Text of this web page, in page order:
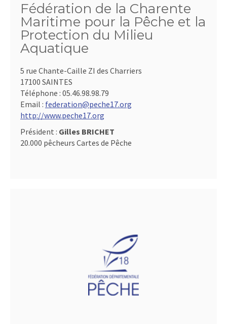
Fédération de la Charente
Maritime pour la Pêche et la
Protection du Milieu
Aquatique
5 rue Chante-Caille ZI des Charriers
17100 SAINTES
Téléphone : 05.46.98.98.79
Email : federation@peche17.org
http://www.peche17.org
Président : Gilles BRICHET
20.000 pêcheurs Cartes de Pêche